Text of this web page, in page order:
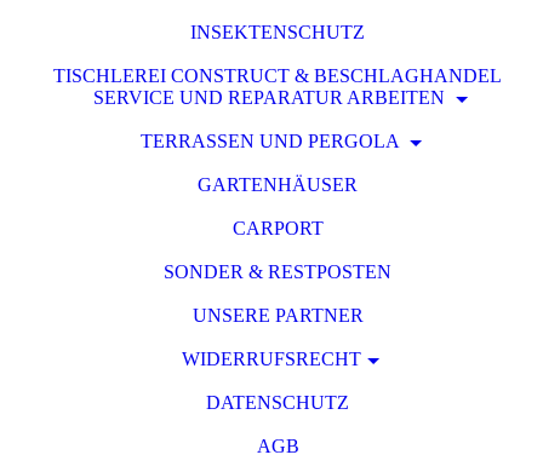
INSEKTENSCHUTZ
TISCHLEREI CONSTRUCT & BESCHLAGHANDEL
SERVICE UND REPARATUR ARBEITEN
TERRASSEN UND PERGOLA
GARTENHÄUSER
CARPORT
SONDER & RESTPOSTEN
UNSERE PARTNER
WIDERRUFSRECHT
DATENSCHUTZ
AGB